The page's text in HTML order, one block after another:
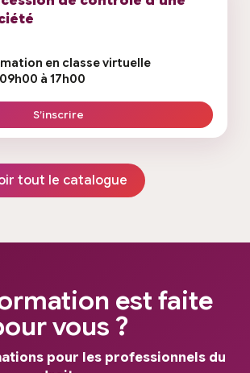
en classe virtuelle
à 17h00
S’inscrire
tout le catalogue
est faite
vous ?
pour les professionnels du